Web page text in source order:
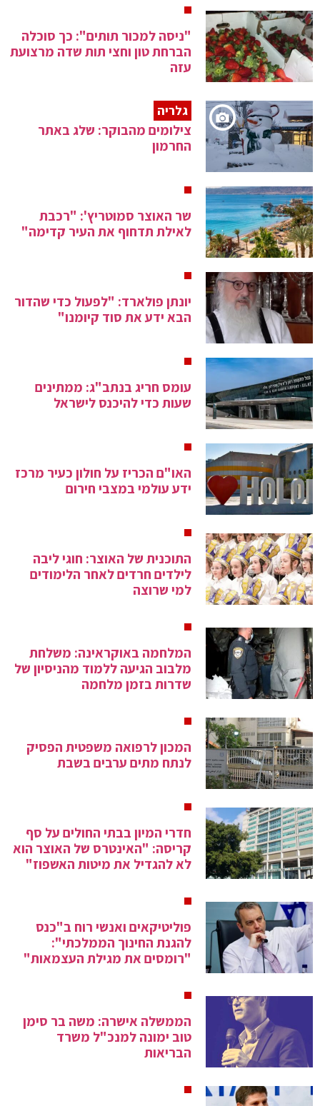
"ניסה למכור תותים": כך סוכלה
הברחת טון וחצי תות שדה מרצועת
עזה
גלריה
צילומים מהבוקר: שלג באתר
החרמון
שר האוצר סמוטריץ': "רכבת
לאילת תדחוף את העיר קדימה"
יונתן פולארד: "לפעול כדי שהדור
הבא ידע את סוד קיומנו"
עומס חריג בנתב"ג: ממתינים
שעות כדי להיכנס לישראל
האו"ם הכריז על חולון כעיר מרכז
ידע עולמי במצבי חירום
התוכנית של האוצר: חוגי ליבה
לילדים חרדים לאחר הלימודים
למי שרוצה
המלחמה באוקראינה: משלחת
מלבוב הגיעה ללמוד מהניסיון של
שדרות בזמן מלחמה
המכון לרפואה משפטית הפסיק
לנתח מתים ערבים בשבת
חדרי המיון בבתי החולים על סף
קריסה: "האינטרס של האוצר הוא
לא להגדיל את מיטות האשפוז"
פוליטיקאים ואנשי רוח ב"כנס
להגנת החינוך הממלכתי":
"רומסים את מגילת העצמאות"
הממשלה אישרה: משה בר סימן
טוב ימונה למנכ"ל משרד
הבריאות